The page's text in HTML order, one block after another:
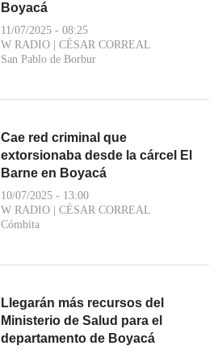
Boyacá
11/07/2025 - 08:25
W RADIO
CÉSAR CORREAL
San Pablo de Borbur
Cae red criminal que
extorsionaba desde la cárcel El
Barne en Boyacá
10/07/2025 - 13:00
W RADIO
CÉSAR CORREAL
Cómbita
Llegarán más recursos del
Ministerio de Salud para el
departamento de Boyacá